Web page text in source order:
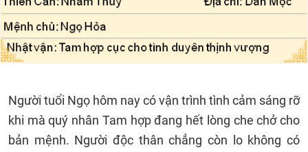
Người tuổi Ngọ hôm nay có vận trình tình cảm sáng rỡ
khi mà quý nhân Tam hợp đang hết lòng che chở cho
bản mệnh. Người độc thân chẳng còn lo không có